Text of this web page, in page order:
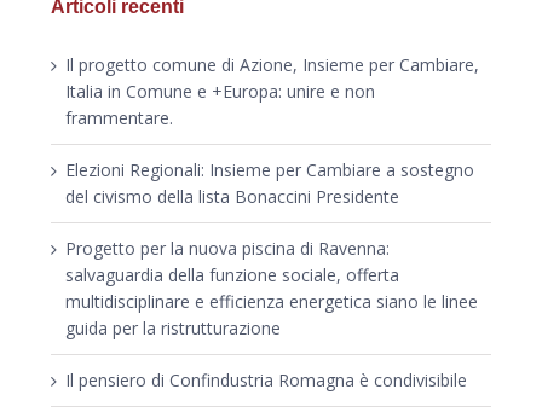
Articoli recenti
Il progetto comune di Azione, Insieme per Cambiare,
Italia in Comune e +Europa: unire e non
frammentare.
Elezioni Regionali: Insieme per Cambiare a sostegno
del civismo della lista Bonaccini Presidente
Progetto per la nuova piscina di Ravenna:
salvaguardia della funzione sociale, offerta
multidisciplinare e efficienza energetica siano le linee
guida per la ristrutturazione
Il pensiero di Confindustria Romagna è condivisibile